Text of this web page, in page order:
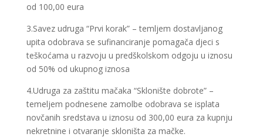
od 100,00 eura
3.Savez udruga “Prvi korak” – temljem dostavljanog
upita odobrava se sufinanciranje pomagača djeci s
teškoćama u razvoju u predškolskom odgoju u iznosu
od 50% od ukupnog iznosa
4.Udruga za zaštitu mačaka “Sklonište dobrote” –
temeljem podnesene zamolbe odobrava se isplata
novčanih sredstava u iznosu od 300,00 eura za kupnju
nekretnine i otvaranje skloništa za mačke.